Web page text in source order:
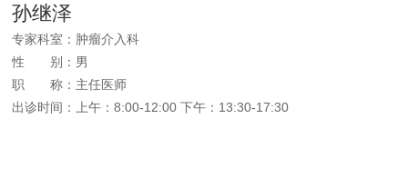
孙继泽
专家科室：肿瘤介入科
性
别 ：男
职
称 ：主任医师
出诊时间：上午：8:00-12:00 下午：13:30-17:30